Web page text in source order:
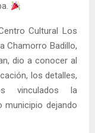
Cultural Los
Chamorro Badillo,
dio a conocer al
los detalles,
vinculados la
municipio dejando